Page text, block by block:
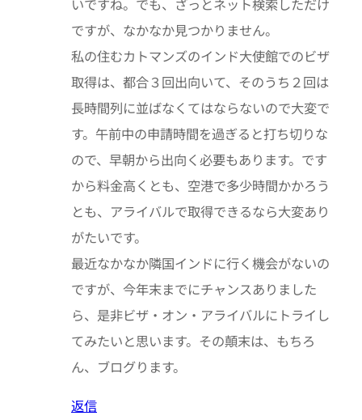
いですね。でも、ざっとネット検索しただけ
ですが、なかなか見つかりません。
私の住むカトマンズのインド大使館でのビザ
取得は、都合３回出向いて、そのうち２回は
長時間列に並ばなくてはならないので大変で
す。午前中の申請時間を過ぎると打ち切りな
ので、早朝から出向く必要もあります。です
から料金高くとも、空港で多少時間かかろう
とも、アライバルで取得できるなら大変あり
がたいです。
最近なかなか隣国インドに行く機会がないの
ですが、今年末までにチャンスありました
ら、是非ビザ・オン・アライバルにトライし
てみたいと思います。その顛末は、もちろ
ん、ブログります。
返信